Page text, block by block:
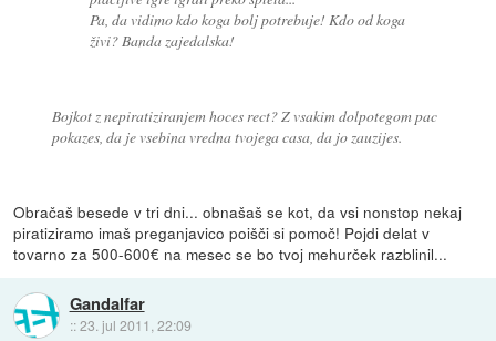
Pa, da vidimo kdo koga bolj potrebuje! Kdo od koga
živi? Banda zajedalska!
Bojkot z nepiratiziranjem hoces rect? Z vsakim dolpotegom pac
pokazes, da je vsebina vredna tvojega casa, da jo zauzijes.
Obračaš besede v tri dni... obnašaš se kot, da vsi nonstop nekaj
piratiziramo imaš preganjavico poišči si pomoč! Pojdi delat v
tovarno za 500-600€ na mesec se bo tvoj mehurček razblinil...
Gandalfar
::23. jul 2011, 22:09